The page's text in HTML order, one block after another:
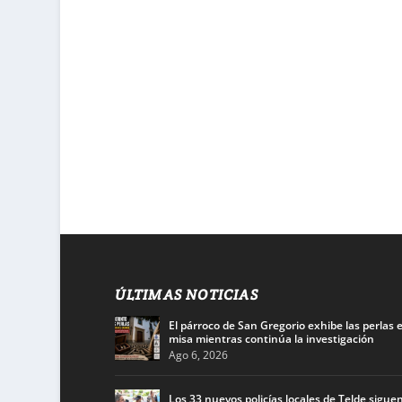
ÚLTIMAS NOTICIAS
El párroco de San Gregorio exhibe las perlas
misa mientras continúa la investigación
Ago 6, 2026